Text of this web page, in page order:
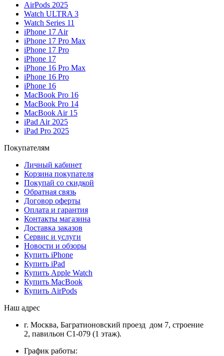
AirPods 2025
Watch ULTRA 3
Watch Series 11
iPhone 17 Air
iPhone 17 Pro Max
iPhone 17 Pro
iPhone 17
iPhone 16 Pro Max
iPhone 16 Pro
iPhone 16
MacBook Pro 16
MacBook Pro 14
MacBook Air 15
iPad Air 2025
iPad Pro 2025
Покупателям
Личный кабинет
Корзина покупателя
Покупай со скидкой
Обратная связь
Договор оферты
Оплата и гарантия
Контакты магазина
Доставка заказов
Сервис и услуги
Новости и обзоры
Купить iPhone
Купить iPad
Купить Apple Watch
Купить MacBook
Купить AirPods
Наш адрес
г. Москва, Багратионовский проезд дом 7, строение
2, павильон С1-079 (1 этаж).
График работы: